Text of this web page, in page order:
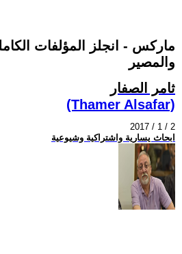
ماركس - انجلز المؤلفات
والمصير
ثامر الصفار
(Thamer Alsafar)
2017 / 1 / 2
ابحاث يسارية واشتراكية وشيوعية